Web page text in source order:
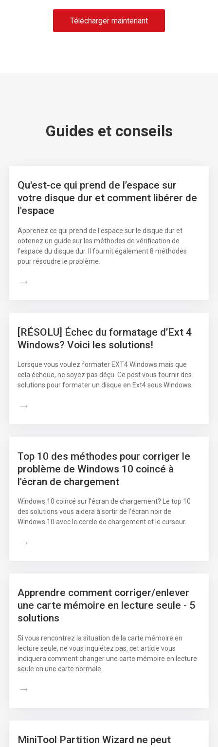
Télécharger maintenant
Guides et conseils
Qu'est-ce qui prend de l’espace sur
votre disque dur et comment libérer de
l'espace
Apprenez ce qui prend de l'espace sur le disque dur et
obtenez un guide sur les méthodes de vérification de
l'espace du disque dur. Il fournit également 8 méthodes
pour résoudre le problème.
→
[RÉSOLU] Échec du formatage d’Ext 4
Windows? Voici les solutions!
Lorsque vous voulez formater EXT4 Windows mais que
cela échoue, ne soyez pas déçu. Ce post vous fournir des
solutions pour formater un disque en Ext4 sous Windows.
→
Top 10 des méthodes pour corriger le
problème de Windows 10 coincé à
l'écran de chargement
Windows 10 coincé sur l'écran de chargement? Le top 10
des solutions vous aidera à sortir de l'écran noir de
Windows 10 avec le cercle de chargement et le curseur.
→
Apprendre comment corriger/enlever
une carte mémoire en lecture seule - 5
solutions
Si vous rencontrez la situation de la carte mémoire en
lecture seule, ne vous inquiétez pas, cet article vous
indiquera comment changer une carte mémoire en lecture
seule en une carte normale.
→
MiniTool Partition Wizard ne peut